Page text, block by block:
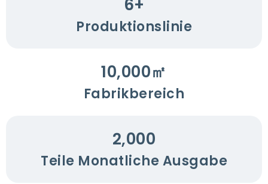
Produktionslinie
6+
Fabrikbereich
10,000㎡
Teile Monatliche Ausgabe
2,000